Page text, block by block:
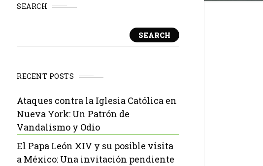
SEARCH
SEARCH
RECENT POSTS
Ataques contra la Iglesia Católica en
Nueva York: Un Patrón de
Vandalismo y Odio
El Papa León XIV y su posible visita
a México: Una invitación pendiente